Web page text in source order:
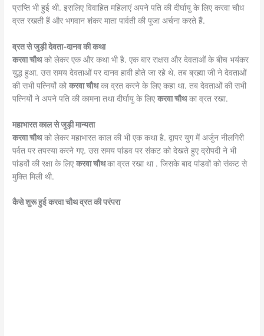
प्राप्ति भी हुई थी. इसलिए विवाहित महिलाएं अपने पति की दीर्घायु के लिए करवा चौध
व्रत रखती हैं और भगवान शंकर माता पार्वती की पूजा अर्चना करते हैं.
व्रत से जुड़ी देवता-दानव की कथा
करवा चौथको लेकर एक और कथा भी है. एक बार राक्षस और देवताओं के बीच भयंकर
युद्ध हुआ. उस समय देवताओं पर दानव हावी होते जा रहे थे. तब ब्रह्मा जी ने देवताओं
की सभी पत्नियों कोकरवा चौथका व्रत करने के लिए कहा था. तब देवताओं की सभी
पत्नियों ने अपने पति की कामना तथा दीर्घायु के लिएकरवा चौथका व्रत रखा.
महाभारत काल से जुड़ी मान्यता
करवा चौथको लेकर महाभारत काल की भी एक कथा है. द्वापर युग में अर्जुन नीलगिरी
पर्वत पर तपस्या करने गए. उस समय पांडव पर संकट को देखते हुए द्रोपदी ने भी
पांडवों की रक्षा के लिएकरवा चौथका व्रत रखा था . जिसके बाद पांडवों को संकट से
मुक्ति मिली थी.
कैसे शुरू हुई करवा चौथ व्रत की परंपरा